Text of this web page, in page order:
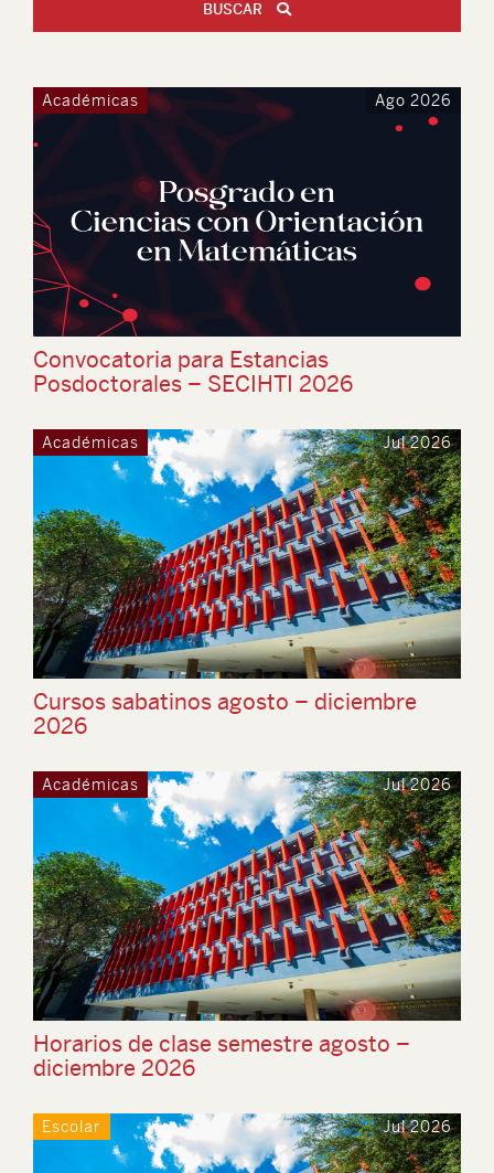
BUSCAR
Académicas Ago 2026
Convocatoria para Estancias
Posdoctorales – SECIHTI 2026
Académicas Jul 2026
Cursos sabatinos agosto – diciembre
2026
Académicas Jul 2026
Horarios de clase semestre agosto –
diciembre 2026
Escolar Jul 2026